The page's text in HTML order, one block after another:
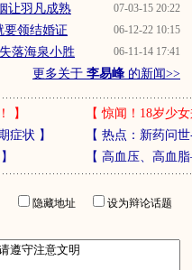
07-03-15 20:22
让羽凡成熟
06-12-22 10:15
要领结婚证
06-11-14 17:41
落海泉小胜
更多关于 李易峰的新闻>>
】 【惊闻！18岁少
症状 】 【 热点：新药问
【 高血压、高血
隐藏地址
设为辩论话题